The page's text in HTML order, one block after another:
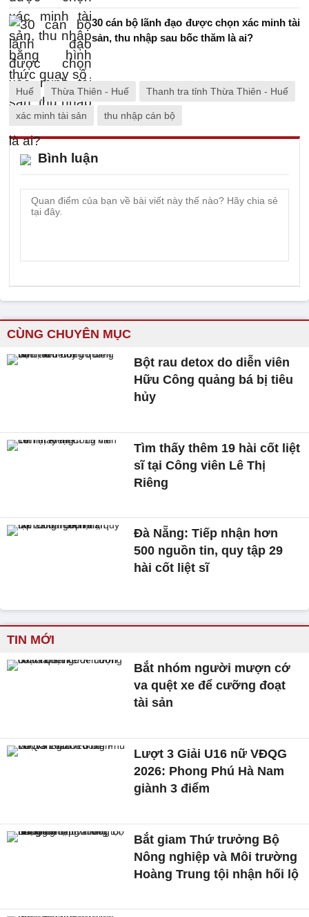
30 cán bộ lãnh đạo được chọn xác minh tài
sản, thu nhập sau bốc thăm là ai?
Huế Thừa Thiên - Huế Thanh tra tỉnh Thừa Thiên - Huế
xác minh tài sản thu nhập cán bộ
Bình luận
CÙNG CHUYÊN MỤC
Bột rau detox do diễn viên
Hữu Công quảng bá bị tiêu
hủy
Tìm thấy thêm 19 hài cốt liệt
sĩ tại Công viên Lê Thị
Riêng
Đà Nẵng: Tiếp nhận hơn
500 nguồn tin, quy tập 29
hài cốt liệt sĩ
TIN MỚI
Bắt nhóm người mượn cớ
va quệt xe để cưỡng đoạt
tài sản
Lượt 3 Giải U16 nữ VĐQG
2026: Phong Phú Hà Nam
giành 3 điểm
Bắt giam Thứ trưởng Bộ
Nông nghiệp và Môi trường
Hoàng Trung tội nhận hối lộ